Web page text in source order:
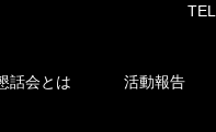
話会とは 活動報告